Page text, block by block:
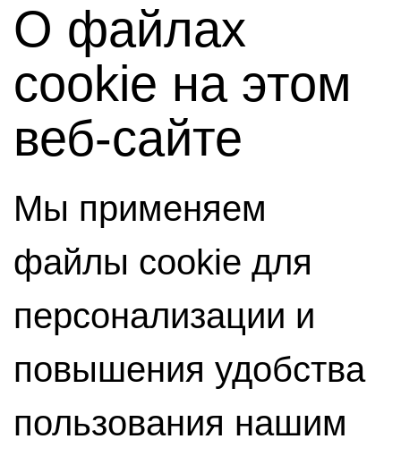
О файлах
cookie на этом
веб-сайте
Мы применяем
файлы cookie для
персонализации и
повышения удобства
пользования нашим